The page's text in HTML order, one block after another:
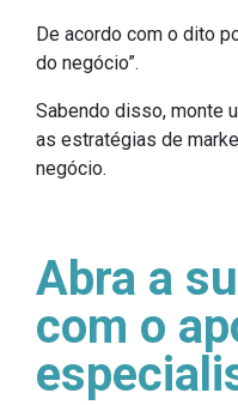
De acordo com o dito
do negócio”.
Sabendo disso, monte
as estratégias de
negócio.
Abra a
com o